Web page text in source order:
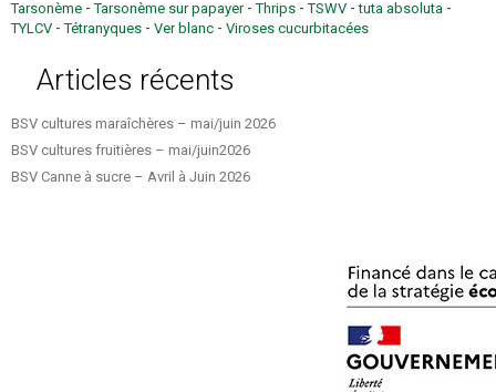
Tarsonème -Tarsonème sur papayer-Thrips -TSWV -tuta absoluta -
TYLCV -Tétranyques - Ver blanc - Viroses cucurbitacées
Articles récents
BSV cultures maraîchères – mai/juin 2026
BSV cultures fruitières – mai/juin2026
BSV Canne à sucre – Avril à Juin 2026